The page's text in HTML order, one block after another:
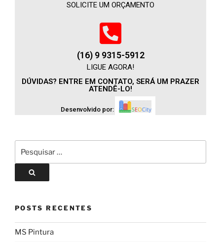
SOLICITE UM ORÇAMENTO
(16) 9 9315-5912
LIGUE AGORA!
DÚVIDAS? ENTRE EM CONTATO, SERÁ UM PRAZER
ATENDÊ-LO!
Desenvolvido por:
POSTS RECENTES
MS Pintura